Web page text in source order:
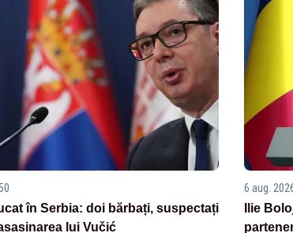
în Serbia: doi bărbați, suspectați
lui Vučić
6 aug.
Ilie